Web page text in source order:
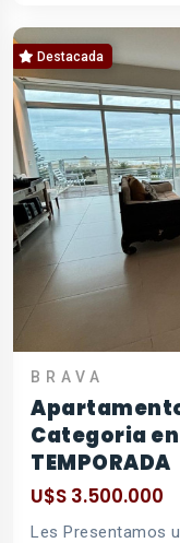
Destacada
BRAVA
Categoria en
TEMPORADA
U$S 3.500.000
Les Presentamos